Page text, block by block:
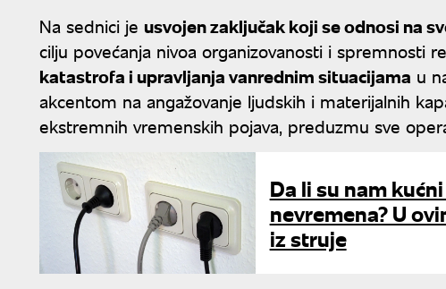
Na sednici je usvojen zaključak koji se odnosi na
cilju povećanja nivoa organizovanosti i spremnosti
katastrofa i upravljanja vanrednim situacijama u
akcentom na angažovanje ljudskih i materijalnih
ekstremnih vremenskih pojava, preduzmu sve
Da li su nam
nevremena? U
iz struje